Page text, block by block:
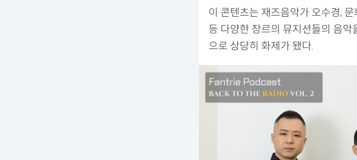
이 콘텐츠는 재즈음악가 오수경,
등 다양한 장르의 뮤지션들의 음
으로 상당히 화제가 됐다.